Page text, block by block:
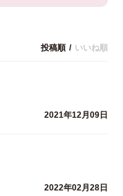
投稿順 / いいね順
2021年12月09日
2022年02月28日